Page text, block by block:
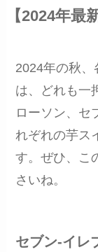
【2024年
2024年の秋、
は、どれも一
ローソン、セ
れぞれの芋ス
す。ぜひ、こ
さいね。
セブン-イレ